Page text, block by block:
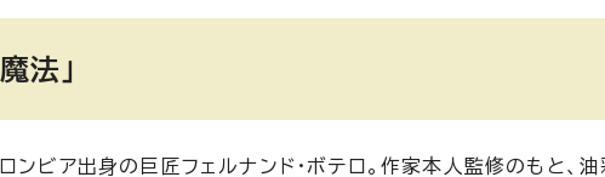
法」
ビア出身の巨匠フェルナンド・ボテロ。作家本人監修のもと、油